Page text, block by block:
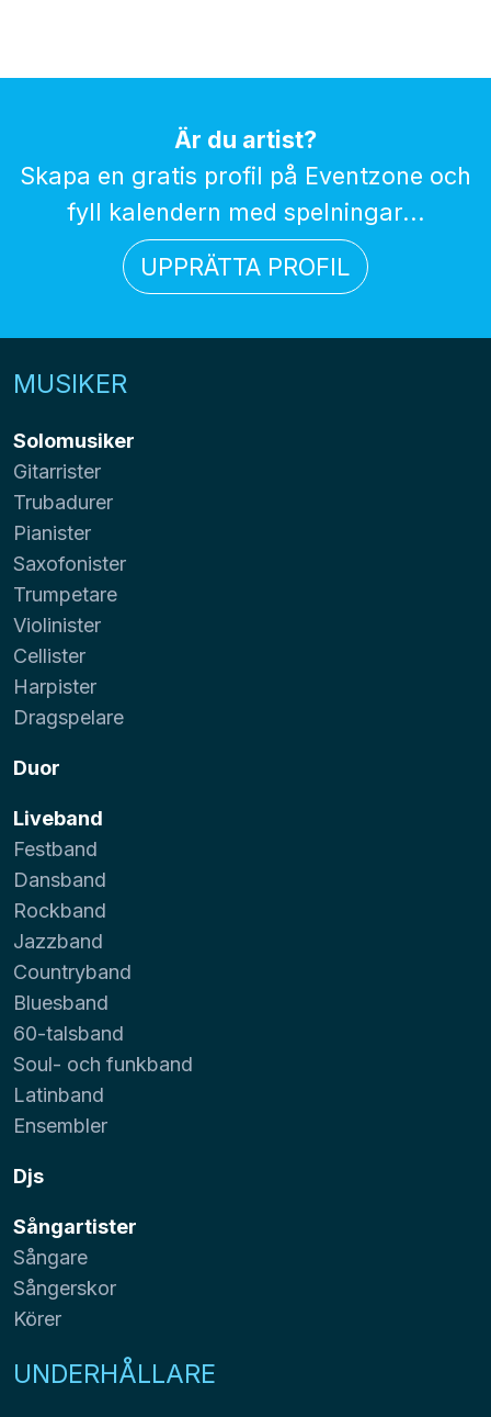
Är du artist?
Skapa en gratis profil på Eventzone och
fyll kalendern med spelningar...
UPPRÄTTA PROFIL
MUSIKER
Solomusiker
Gitarrister
Trubadurer
Pianister
Saxofonister
Trumpetare
Violinister
Cellister
Harpister
Dragspelare
Duor
Liveband
Festband
Dansband
Rockband
Jazzband
Countryband
Bluesband
60-talsband
Soul- och funkband
Latinband
Ensembler
Djs
Sångartister
Sångare
Sångerskor
Körer
UNDERHÅLLARE